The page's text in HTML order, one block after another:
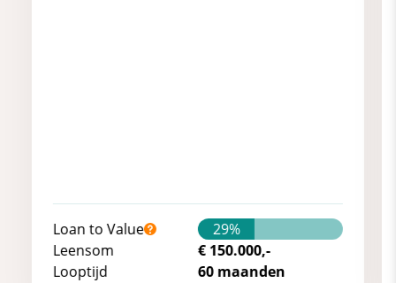
Loan to Value
29%
Leensom
€ 150.000,-
Looptijd
60 maanden